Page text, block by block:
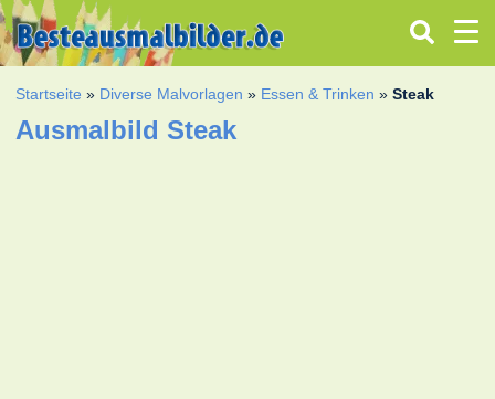
Startseite » Diverse Malvorlagen » Essen & Trinken »Steak
Ausmalbild Steak